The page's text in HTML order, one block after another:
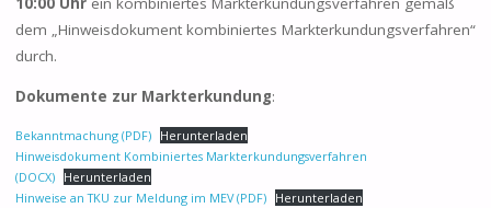
dem „Hinweisdokument kombiniertes Markterkundungsverfahren“
durch.
Dokumente zur Markterkundung:
Bekanntmachung (PDF)
Herunterladen
Hinweisdokument Kombiniertes Markterkundungsverfahren
(DOCX)
Herunterladen
Hinweise an TKU zur Meldung im MEV (PDF)
Herunterladen